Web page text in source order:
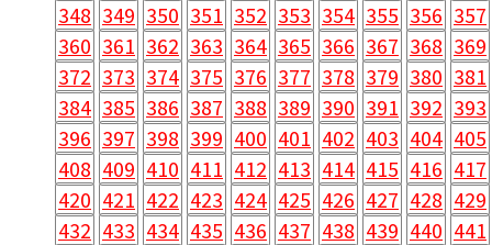
348 349 350 351 352 353 354 355 356 357
360 361 362 363 364 365 366 367 368 369
372 373 374 375 376 377 378 379 380 381
384 385 386 387 388 389 390 391 392 393
396 397 398 399 400 401 402 403 404 405
408 409 410 411 412 413 414 415 416 417
420 421 422 423 424 425 426 427 428 429
432 433 434 435 436 437 438 439 440 441